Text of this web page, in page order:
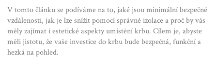
V tomto článku se podíváme na to, jaké jsou minimální bezpečné
vzdálenosti, jak je lze snížit pomocí správné izolace a proč by vás
měly zajímat i estetické aspekty umístění krbu. Cílem je, abyste
měli jistotu, že vaše investice do krbu bude bezpečná, funkční a
hezká na pohled.